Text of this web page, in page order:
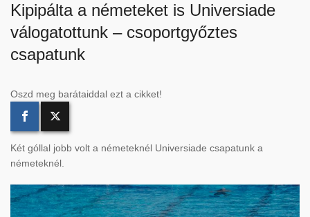
Kipipálta a németeket is Universiade
válogatottunk – csoportgyőztes
csapatunk
Oszd meg barátaiddal ezt a cikket!
Két góllal jobb volt a németeknél Universiade csapatunk a
németeknél.